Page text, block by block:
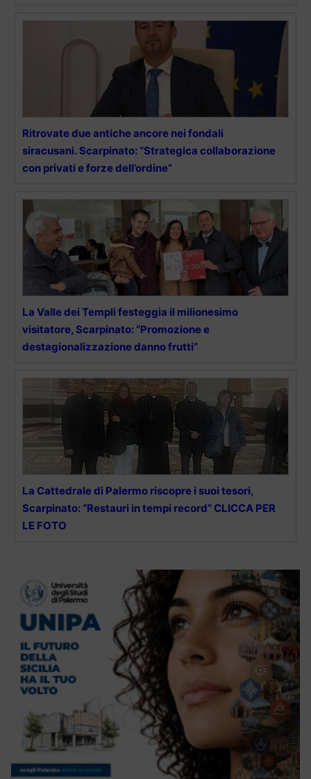
Ritrovate due antiche ancore nei fondali
siracusani. Scarpinato: “Strategica collaborazione
con privati e forze dell’ordine”
La Valle dei Templi festeggia il milionesimo
visitatore, Scarpinato: “Promozione e
destagionalizzazione danno frutti”
La Cattedrale di Palermo riscopre i suoi tesori,
Scarpinato: “Restauri in tempi record” CLICCA PER
LE FOTO